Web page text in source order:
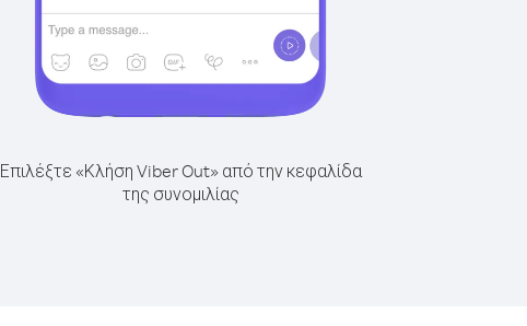
Επιλέξτε «Κλήση Viber Out» από την κεφαλίδα
της συνομιλίας